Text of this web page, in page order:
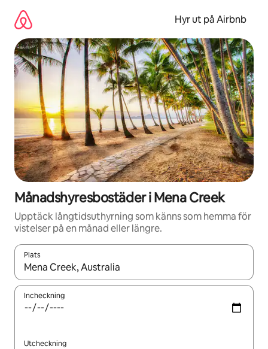
innehåll
Hyr ut på Airbnb
Månadshyresbostäder i Mena Creek
Upptäck långtidsuthyrning som känns som hemma för
vistelser på en månad eller längre.
Plats
När resultaten är tillgängliga kan du navigera med upp- och
Incheckning
Utcheckning